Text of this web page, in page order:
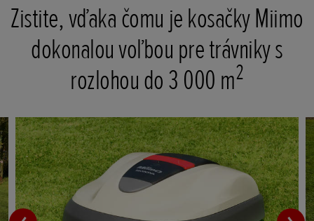
Zistite, vďaka čomu je kosačky Miimo
dokonalou voľbou pre trávniky s
rozlohou do 3 000 m2